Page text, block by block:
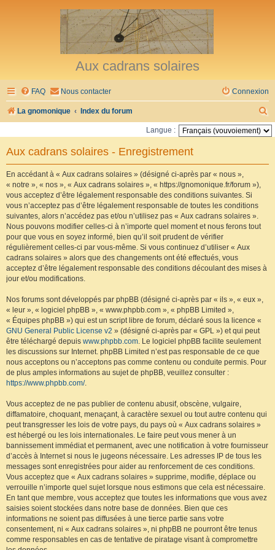
Aux cadrans solaires
FAQ Nous contacter Connexion
La gnomonique Index du forum
e
Langue :
Aux cadrans solaires - Enregistrement
En accédant à « Aux cadrans solaires » (désigné ci-après par « nous »,
« notre », « nos », « Aux cadrans solaires », « https://gnomonique.fr/forum »),
vous acceptez d’être légalement responsable des conditions suivantes. Si
vous n’acceptez pas d’être légalement responsable de toutes les conditions
suivantes, alors n’accédez pas et/ou n’utilisez pas « Aux cadrans solaires ».
Nous pouvons modifier celles-ci à n’importe quel moment et nous ferons tout
pour que vous en soyez informé, bien qu’il soit prudent de vérifier
régulièrement celles-ci par vous-même. Si vous continuez d’utiliser « Aux
cadrans solaires » alors que des changements ont été effectués, vous
acceptez d’être légalement responsable des conditions découlant des mises à
jour et/ou modifications.
Nos forums sont développés par phpBB (désigné ci-après par « ils », « eux »,
« leur », « logiciel phpBB », « www.phpbb.com », « phpBB Limited »,
« Équipes phpBB ») qui est un script libre de forum, déclaré sous la licence «
GNU General Public License v2 » (désigné ci-après par « GPL ») et qui peut
être téléchargé depuis www.phpbb.com. Le logiciel phpBB facilite seulement
les discussions sur Internet. phpBB Limited n’est pas responsable de ce que
nous acceptons ou n’acceptons pas comme contenu ou conduite permis. Pour
de plus amples informations au sujet de phpBB, veuillez consulter :
https://www.phpbb.com/.
Vous acceptez de ne pas publier de contenu abusif, obscène, vulgaire,
diffamatoire, choquant, menaçant, à caractère sexuel ou tout autre contenu qui
peut transgresser les lois de votre pays, du pays où « Aux cadrans solaires »
est hébergé ou les lois internationales. Le faire peut vous mener à un
bannissement immédiat et permanent, avec une notification à votre fournisseur
d’accès à Internet si nous le jugeons nécessaire. Les adresses IP de tous les
messages sont enregistrées pour aider au renforcement de ces conditions.
Vous acceptez que « Aux cadrans solaires » supprime, modifie, déplace ou
verrouille n’importe quel sujet lorsque nous estimons que cela est nécessaire.
En tant que membre, vous acceptez que toutes les informations que vous avez
saisies soient stockées dans notre base de données. Bien que ces
informations ne soient pas diffusées à une tierce partie sans votre
consentement, ni « Aux cadrans solaires », ni phpBB ne pourront être tenus
comme responsables en cas de tentative de piratage visant à compromettre